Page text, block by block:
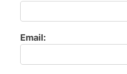
Email: